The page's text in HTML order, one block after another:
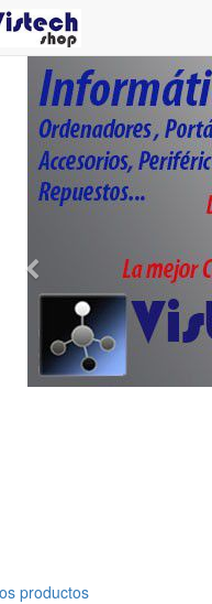
productos